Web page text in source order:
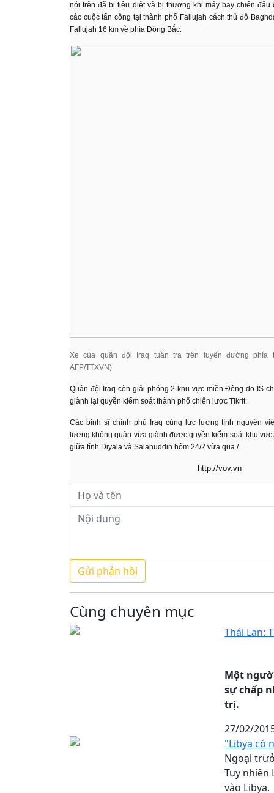
nói trên đã bị tiêu diệt và bị thương khi máy bay chiến đấu
các cuộc tấn công tại thành phố Fallujah cách thủ đô
Fallujah 16 km về phía Đông Bắc.
Xe của quân đội Iraq tuần tra trên tuyến đường phía
AFP/TTXVN)
Quân đội Iraq còn giải phóng 2 khu vực miền Đông do IS
giành lại quyền kiểm soát thành phố chiến lược Tikrit.
Các binh sĩ chính phủ Iraq cùng lực lượng tình nguyện
lượng không quân vừa giành được quyền kiểm soát khu vực
giữa tỉnh Diyala và Salahuddin hôm 24/2 vừa qua./.
http://vov.vn
Cùng chuyên mục
Thái Lan:
Một
sự chấp
trị.
27/02/
"Libya có
Ngoại
Tuy nhiên
vào Libya.